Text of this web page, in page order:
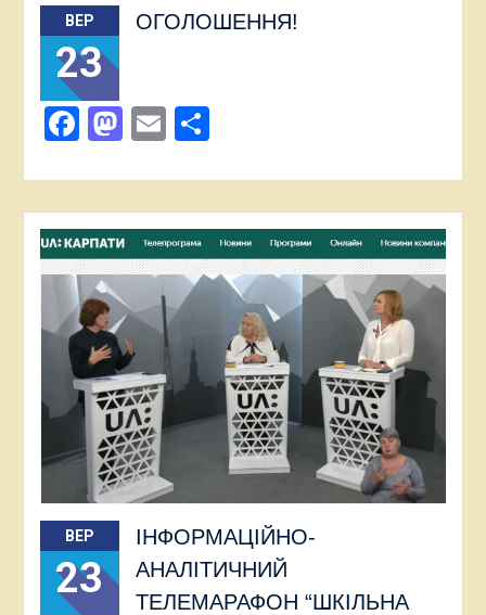
ВЕР
23
ОГОЛОШЕННЯ!
Facebook
Mastodon
EmailПоділитися
ВЕР
23
ІНФОРМАЦІЙНО-
АНАЛІТИЧНИЙ
ТЕЛЕМАРАФОН “ШКІЛЬНА